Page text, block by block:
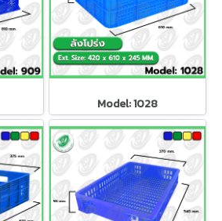
Model: 1028